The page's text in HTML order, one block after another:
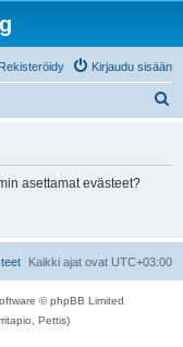
Kirjaudu sisään
Rekisteröidy
asettamat evästeet?
Kaikki ajat ovat UTC+03:00
© phpBB Limited
Pettis)